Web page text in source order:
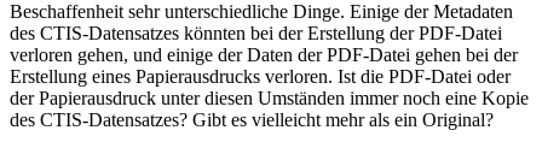
Beschaffenheit sehr unterschiedliche Dinge. Einige der Metadaten
des CTIS-Datensatzes könnten bei der Erstellung der PDF-Datei
verloren gehen, und einige der Daten der PDF-Datei gehen bei der
Erstellung eines Papierausdrucks verloren. Ist die PDF-Datei oder
der Papierausdruck unter diesen Umständen immer noch eine Kopie
des CTIS-Datensatzes? Gibt es vielleicht mehr als ein Original?